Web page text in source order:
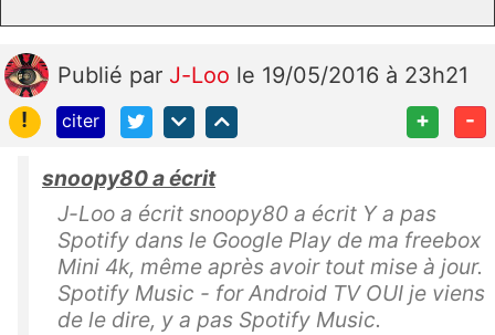
Publié par J-Loo le 19/05/2016 à 23h21
!
citer + -
snoopy80 a écrit
J-Loo a écrit snoopy80 a écrit Y a pas
Spotify dans le Google Play de ma freebox
Mini 4k, même après avoir tout mise à jour.
Spotify Music - for Android TV OUI je viens
de le dire, y a pas Spotify Music.